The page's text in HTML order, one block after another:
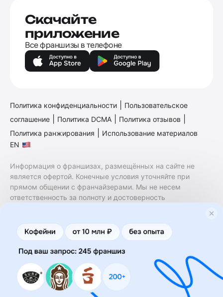
Скачайте
приложение
Все франшизы в телефоне
Политика конфиденциальности
Пользовательское
соглашение
Политика DCMA Политика отзывов
Политика ранжирования
Использование материалов
EN
Информация о франшизах, размещённых на сайте не
является офертой. Конечные условия уточняйте при
прямом общении с франчайзерами. Мы не несем
ответственность за полноту и достоверность
финансовые услуги. Заключение договоров
коммерческой концессии (франчайзинга) осуществляется
правообладателями/их представителями. Бизнесменс.ру
не является посредником или представителем
правообладателя и не несет ответственность за условия
предоставления франшизы и действия лиц,
осуществленные на основании информации, имеющейся